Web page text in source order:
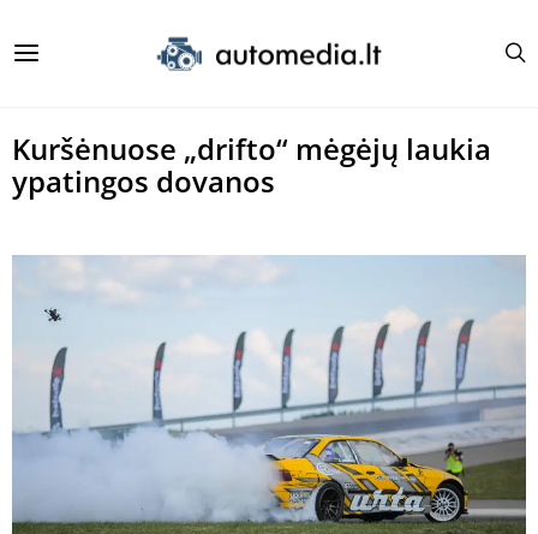
Kuršėnuose „drifto“ mėgėjų laukia
ypatingos dovanos